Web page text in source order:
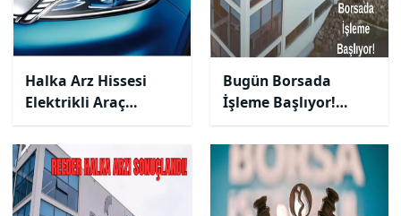
Halka Arz Hissesi
Elektrikli Araç
Üretiminde Vites
Yükseltiyor: İlk
Siparişler Yolda!
Bugün Borsada
İşleme Başlıyor!
Reeder Halka Arzın
Detayları!